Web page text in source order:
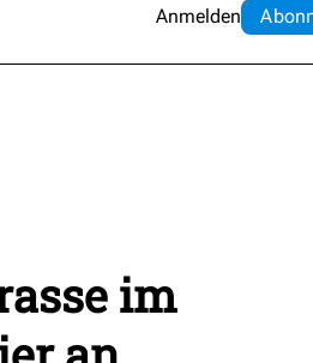
Anmelden Abo
im